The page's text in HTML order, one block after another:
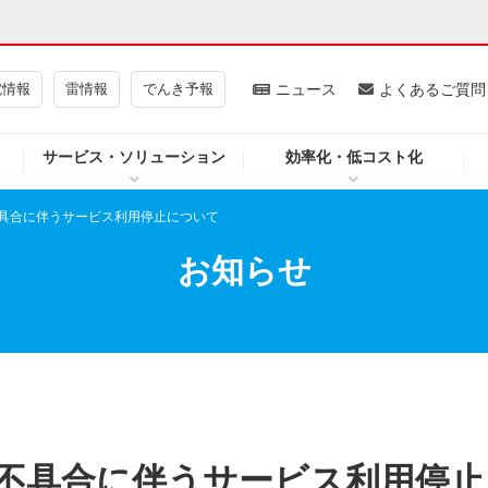
サービス・ソリューション 効率化・低コスト化
報 雷情報 でんき予報 ニュース よくあるご質
ー・原子力 CSR・環境・社会貢献
企業情報
合に伴うサービス利用停止について
お知らせ